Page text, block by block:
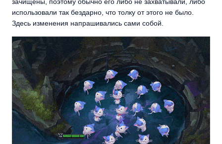
использовали так бездарно, что толку от этого не было.
Здесь изменения напрашивались сами собой.